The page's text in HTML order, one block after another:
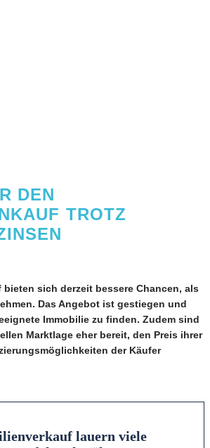
DEN
TROTZ
bieten sich derzeit bessere Chancen, als
Das Angebot ist gestiegen und
Immobilie zu finden. Zudem sind
Marktlage eher bereit, den Preis ihrer
der Käufer
lauern viele